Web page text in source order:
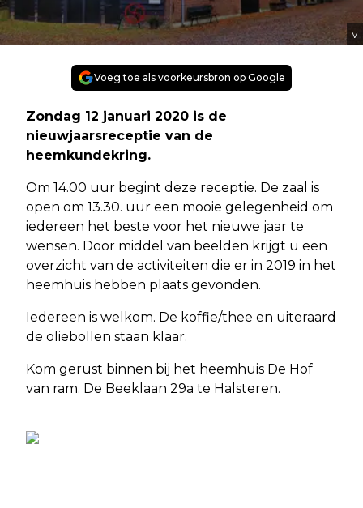
V
Voeg toe als voorkeursbron op Google
Zondag 12 januari 2020 is de
nieuwjaarsreceptie van de
heemkundekring.
Om 14.00 uur begint deze receptie. De zaal is
open om 13.30. uur een mooie gelegenheid om
iedereen het beste voor het nieuwe jaar te
wensen. Door middel van beelden krijgt u een
overzicht van de activiteiten die er in 2019 in het
heemhuis hebben plaats gevonden.
Iedereen is welkom. De koffie/thee en uiteraard
de oliebollen staan klaar.
Kom gerust binnen bij het heemhuis De Hof
van ram. De Beeklaan 29a te Halsteren.